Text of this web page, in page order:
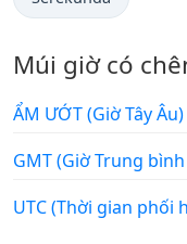
Múi giờ có
ẨM ƯỚT (Giờ Tây Âu)
GMT (Giờ Trung
UTC (Thời gian phối